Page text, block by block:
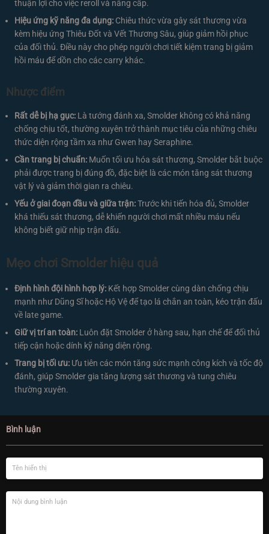
thuận lợi cho việc reroll và nâng cấp.
Hiệu ứng kỹ năng đa dụng: Chiêu thức vừa gây sát thương vừa
kèm hiệu ứng Thiêu Đốt và Vết Thương Sâu, giúp giảm hồi phục
của đối thủ. Điều này cho phép người chơi tiết kiệm trang bị giảm
hồi máu để dồn cho các carry khác.
Nhược điểm
Rất dễ bị hạ gục: Là tướng đánh xa, Smolder không có khả năng
chống chịu tốt, thường xuyên trở thành mục tiêu của những chiêu
thức diện rộng tầm xa như Gwen hay Seraphine.
Cần trang bị chuẩn: Muốn tối ưu hóa sát thương, Smolder bắt buộc
phải được trang bị đúng đồ, đặc biệt là các món tăng sát thương
vật lý và giảm thời gian ra chiêu.
Yếu ở giai đoạn đầu và giữa trận:Trước khi tiến hóa đủ, Smolder
khá thiếu sát thương, dễ khiến người chơi mất nhiều máu nếu
không biết giữ nhịp trận đấu.
Mẹo chơi Smolder hiệu quả
Định hình đội hình hợp lý: Kết hợp Smolder cùng dàn chống chịu
mạnh như Dũng Sĩ hoặc Hộ Vệ để tạo lá chắn an toàn, kéo trận đấu
về late game.
Giữ vị trí an toàn: Luôn đặt Smolder ở hàng sau, hạn chế để đối thủ
tiếp cận hoặc dính kỹ năng diện rộng.
Trang bị tối ưu: Ưu tiên các món tăng sức mạnh công kích và tốc độ
đánh, giúp Smolder gia tăng lượng sát thương và tung chiêu
thường xuyên.
Bình luận